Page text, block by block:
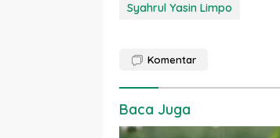
Syahrul Yasin Limpo
Komentar
Baca Juga